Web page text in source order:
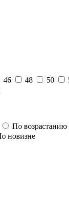
46 48 50
По
новизне